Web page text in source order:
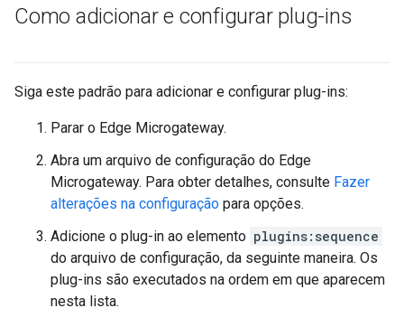
Como adicionar e configurar plug-ins
Siga este padrão para adicionar e configurar plug-ins:
Parar o Edge Microgateway.
Abra um arquivo de configuração do Edge
Microgateway. Para obter detalhes, consulte Fazer
alterações na configuração para opções.
Adicione o plug-in ao elemento plugins:sequence
do arquivo de configuração, da seguinte maneira. Os
plug-ins são executados na ordem em que aparecem
nesta lista.